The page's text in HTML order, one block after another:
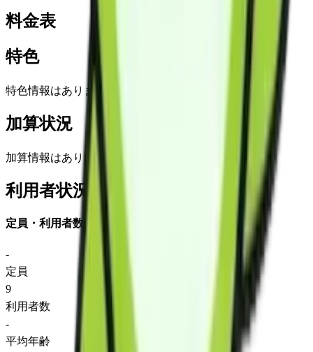
料金表
特色
特色情報はありません
加算状況
加算情報はありません
利用者状況
定員・利用者数
-
定員
9
利用者数
-
平均年齢